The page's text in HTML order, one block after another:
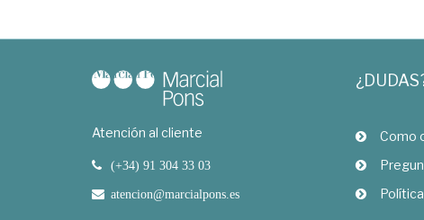
Atención al cliente
(+34) 91 304 33 03
atencion@marcialpons.es
Como